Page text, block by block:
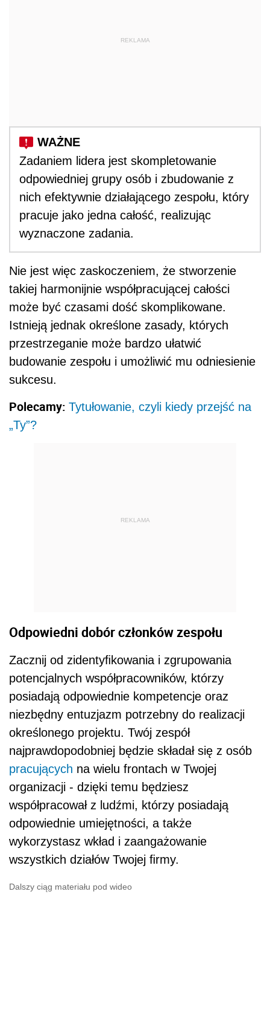
REKLAMA
Zadaniem lidera jest skompletowanie
odpowiedniej grupy osób i zbudowanie z
nich efektywnie działającego zespołu, który
pracuje jako jedna całość, realizując
wyznaczone zadania.
Nie jest więc zaskoczeniem, że stworzenie
takiej harmonijnie współpracującej całości
może być czasami dość skomplikowane.
Istnieją jednak określone zasady, których
przestrzeganie może bardzo ułatwić
budowanie zespołu i umożliwić mu odniesienie
sukcesu.
Polecamy: Tytułowanie, czyli kiedy przejść na
„Ty”?
REKLAMA
Odpowiedni dobór członków zespołu
Zacznij od zidentyﬁkowania i zgrupowania
potencjalnych współpracowników, którzy
posiadają odpowiednie kompetencje oraz
niezbędny entuzjazm potrzebny do realizacji
określonego projektu. Twój zespół
najprawdopodobniej będzie składał się z osób
pracujących na wielu frontach w Twojej
organizacji - dzięki temu będziesz
współpracował z ludźmi, którzy posiadają
odpowiednie umiejętności, a także
wykorzystasz wkład i zaangażowanie
wszystkich działów Twojej ﬁrmy.
Dalszy ciąg materiału pod wideo